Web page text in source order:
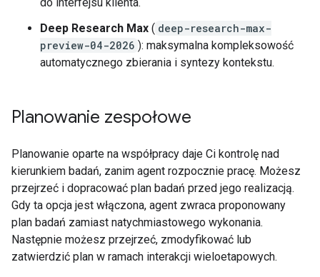
Deep Research Max ( deep-research-max-
preview-04-2026 ): maksymalna kompleksowość
automatycznego zbierania i syntezy kontekstu.
Planowanie zespołowe
Planowanie oparte na współpracy daje Ci kontrolę nad
kierunkiem badań, zanim agent rozpocznie pracę. Możesz
przejrzeć i dopracować plan badań przed jego realizacją.
Gdy ta opcja jest włączona, agent zwraca proponowany
plan badań zamiast natychmiastowego wykonania.
Następnie możesz przejrzeć, zmodyfikować lub
zatwierdzić plan w ramach interakcji wieloetapowych.